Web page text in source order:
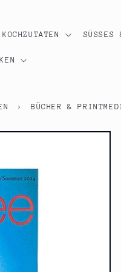
KOCHZUTATEN SÜSSES
› BÜCHER &